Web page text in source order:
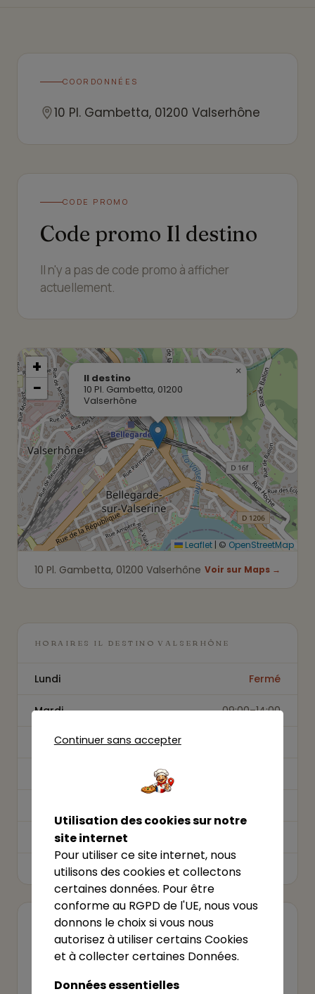
COORDONNÉES
10 Pl. Gambetta, 01200 Valserhône
CODE PROMO
Code promo Il destino
Il n'y a pas de code promo à afficher
actuellement.
Il destino
10 Pl. Gambetta, 01200
Valserhône
×
+
−
Leaflet | © OpenStreetMap
10 Pl. Gambetta, 01200 Valserhône Voir sur Maps →
HORAIRES IL DESTINO VALSERHÔNE
Lundi Fermé
Mardi 09:00–14:00
Mercredi
Samedi
Dimanche 10:00–14:00
VOTRE ÉTABLISSEMENT ?
Revendiquer cet établissement
le pour le gérer.
Continuer sans accepter
Utilisation des cookies sur notre
site internet
Pour utiliser ce site internet, nous
utilisons des cookies et collectons
certaines données. Pour être
conforme au RGPD de l'UE, nous vous
donnons le choix si vous nous
autorisez à utiliser certains Cookies
et à collecter certaines Données.
Données essentielles